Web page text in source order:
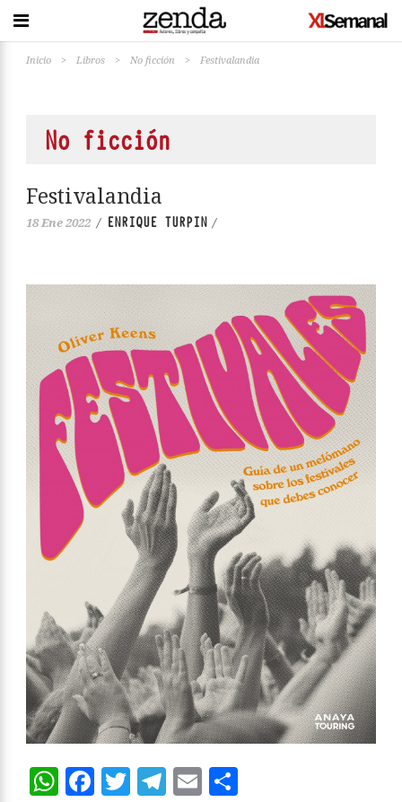
Inicio > Libros > No ficción > Festivalandia
No ficción
Festivalandia
18 Ene 2022 / ENRIQUE TURPIN /
WhatsApp
Facebook
Twitter
Telegram
Email